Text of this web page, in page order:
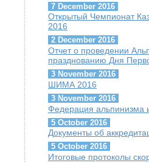
7 December 2016
Открытый Чемпионат
2016
2 December 2016
Отчет о проведении
празднованию Дня
3 November 2016
ШИМА 2016
3 November 2016
Федерация альпинизма
5 October 2016
Документы об
5 October 2016
Итоговые протоколы